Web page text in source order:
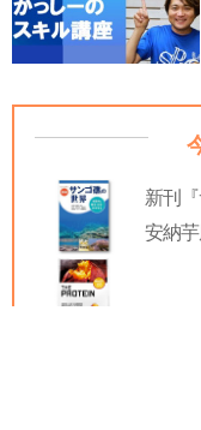
新刊
安納芋